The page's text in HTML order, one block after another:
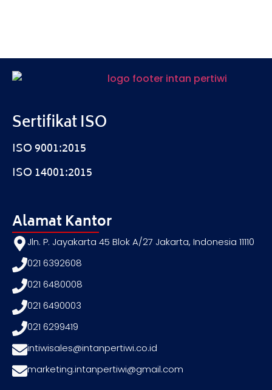
Sertifikat ISO
ISO 9001:2015
ISO 14001:2015
Alamat Kantor
Jln. P. Jayakarta 45 Blok A/27 Jakarta, Indonesia 11110
021 6392608
021 6480008
021 6490003
021 6299419
intiwisales@intanpertiwi.co.id
marketing.intanpertiwi@gmail.com